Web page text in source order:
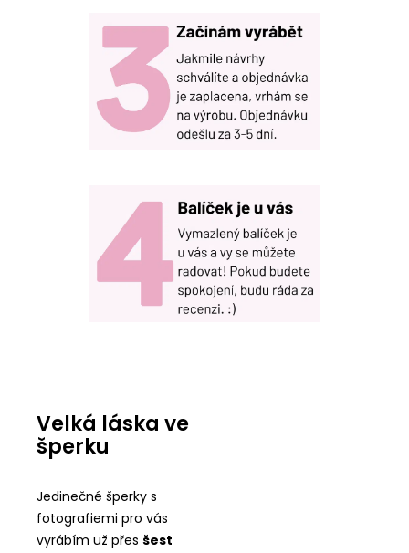
Velká láska ve
šperku
Jedinečné šperky s
fotografiemi pro vás
vyrábím už přes šest